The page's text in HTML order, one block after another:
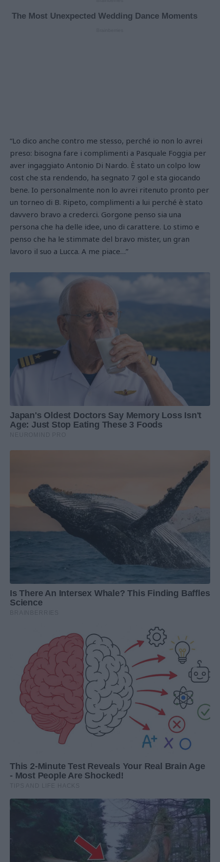
“Lo dico anche contro me stesso, perché io non lo avrei
preso: bisogna fare i complimenti a Pasquale Foggia per
aver ingaggiato Antonio Di Nardo. È stato un colpo low
cost che sta rendendo, ha segnato 7 gol e sta giocando
bene. Io personalmente non lo avrei ritenuto pronto per
un torneo di B. Ripeto, complimenti a lui perché è stato
davvero bravo a crederci. Gorgone penso sia una
persona che ha delle idee, uno di carattere. Lo stimo e
penso che ha le stimmate del bravo mister, un gran
lavoro il suo a Lucca. A me piace…”